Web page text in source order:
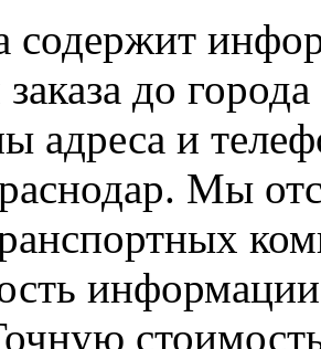
содержит
заказа до
адреса и
Мы